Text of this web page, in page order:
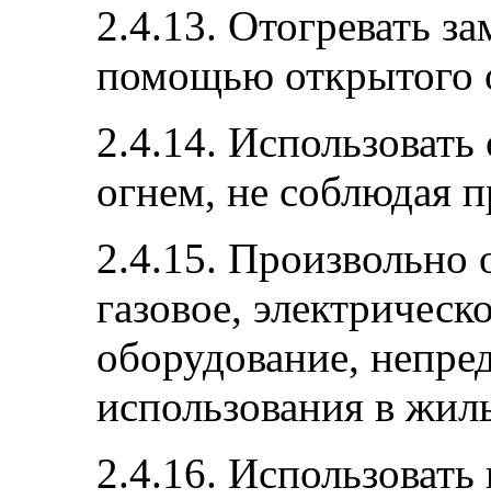
2.4.13. Отогревать
помощью открытого
2.4.14.
огнем, не соблюдая
2.4.15. Произвольно
газовое,
оборудование,
использования в
2.4.16.